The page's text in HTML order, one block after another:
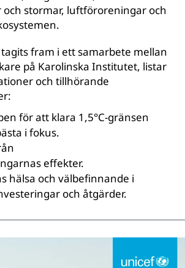
stormar, luftföroreningar och
fram i ett samarbete mellan
på Karolinska Institutet, listar
och tillhörande
för att klara 1,5°C-gränsen
i fokus.
effekter.
hälsa och välbefinnande i
och åtgärder.